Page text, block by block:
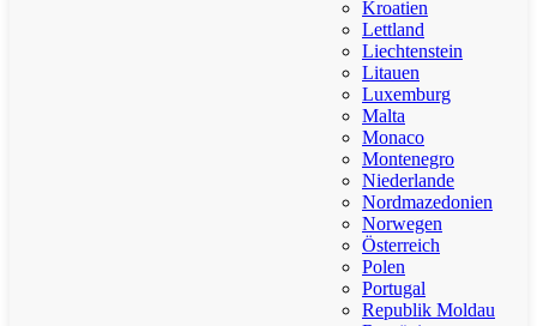
Kroatien
Lettland
Liechtenstein
Litauen
Luxemburg
Malta
Monaco
Montenegro
Niederlande
Nordmazedonien
Norwegen
Österreich
Polen
Portugal
Republik Moldau